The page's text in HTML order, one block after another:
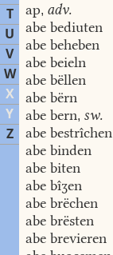
T
U
V
W
X
Y
Z
ap, adv.
abe bediuten
abe beheben
abe beieln
abe bëllen
abe bërn
abe bern, sw.
abe bestrîchen
abe binden
abe biten
abe bîʒen
abe brëchen
abe brësten
abe brevieren